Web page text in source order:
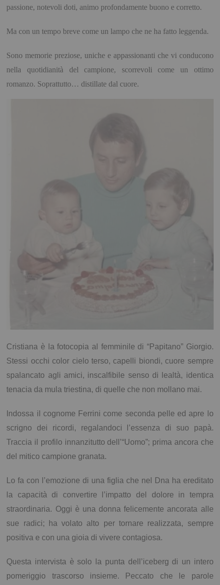
passione, notevoli doti, animo profondamente buono e corretto.
Ma con un tempo breve come un lampo che ne ha fatto leggenda.
Sono memorie preziose, uniche e appassionanti che vi conducono
nella quotidianità del campione, scorrevoli come un ottimo
romanzo. Soprattutto… distillate dal cuore.
Cristiana è la fotocopia al femminile di “Papitano” Giorgio.
Stessi occhi color cielo terso, capelli biondi, cuore sempre
spalancato agli amici, inscalfibile senso di lealtà, identica
tenacia da mula triestina, di quelle che non mollano mai.
Indossa il cognome Ferrini come seconda pelle ed apre lo
scrigno dei ricordi, regalandoci l’essenza di suo papà.
Traccia il profilo innanzitutto dell’“Uomo”; prima ancora che
del mitico campione granata.
Lo fa con l’emozione di una figlia che nel Dna ha ereditato
la capacità di convertire l’impatto del dolore in tempra
straordinaria. Oggi è una donna felicemente ancorata alle
sue radici; ha volato alto per tornare realizzata, sempre
positiva e con una gioia di vivere contagiosa.
Questa intervista è solo la punta dell’iceberg di un intero
pomeriggio trascorso insieme. Peccato che le parole